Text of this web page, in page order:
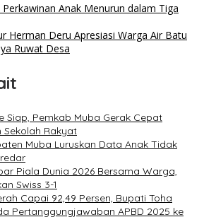
Perkawinan Anak Menurun dalam Tiga
Herman Deru Apresiasi Warga Air Batu
Ruwat Desa
Siap, Pemkab Muba Gerak Cepat
Sekolah Rakyat
Muba Luruskan Data Anak Tidak
Piala Dunia 2026 Bersama Warga,
Swiss 3-1
Capai 92,49 Persen, Bupati Toha
Pertanggungjawaban APBD 2025 ke